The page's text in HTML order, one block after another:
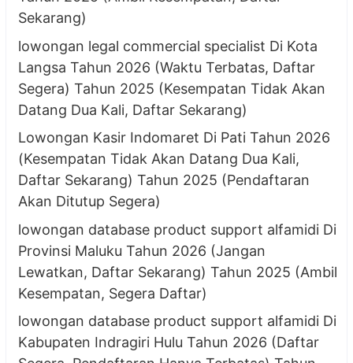
Sekarang)
lowongan legal commercial specialist Di Kota
Langsa Tahun 2026 (Waktu Terbatas, Daftar
Segera) Tahun 2025 (Kesempatan Tidak Akan
Datang Dua Kali, Daftar Sekarang)
Lowongan Kasir Indomaret Di Pati Tahun 2026
(Kesempatan Tidak Akan Datang Dua Kali,
Daftar Sekarang) Tahun 2025 (Pendaftaran
Akan Ditutup Segera)
lowongan database product support alfamidi Di
Provinsi Maluku Tahun 2026 (Jangan
Lewatkan, Daftar Sekarang) Tahun 2025 (Ambil
Kesempatan, Segera Daftar)
lowongan database product support alfamidi Di
Kabupaten Indragiri Hulu Tahun 2026 (Daftar